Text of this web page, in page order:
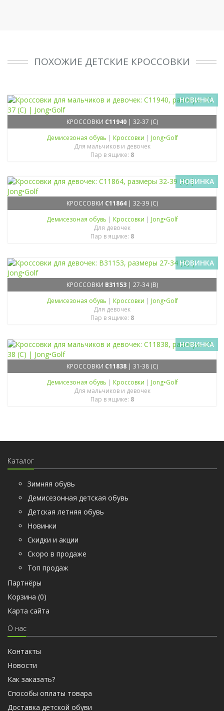
ПОХОЖИЕ ДЕТСКИЕ КРОССОВКИ
НОВИНКА
КРОССОВКИ C11940| 32-37 (C)
Демисезоная обувь | Кроссовки | Jong•Golf
Для мальчиков и девочек
Пар в ящике: 8
НОВИНКА
КРОССОВКИ C11864| 32-39 (C)
Демисезоная обувь | Кроссовки | Jong•Golf
Для девочек
Пар в ящике: 8
НОВИНКА
КРОССОВКИ B31153| 27-34 (B)
Демисезоная обувь | Кроссовки | Jong•Golf
Для девочек
Пар в ящике: 8
НОВИНКА
КРОССОВКИ C11838| 31-38 (C)
Демисезоная обувь | Кроссовки | Jong•Golf
Для мальчиков и девочек
Пар в ящике: 8
Каталог
Зимняя обувь
Демисезонная детская обувь
Детская летняя обувь
Новинки
Скидки и акции
Скоро в продаже
Топ продаж
Партнёры
Корзина (0)
Карта сайта
О нас
Контакты
Новости
Как заказать?
Способы оплаты товара
Доставка детской обуви